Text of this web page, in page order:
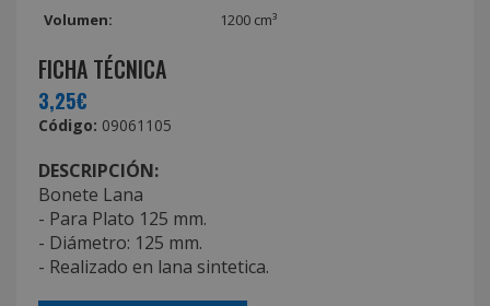
Volumen:
1200 cm³
FICHA TÉCNICA
3,25€
Código: 09061105
DESCRIPCIÓN:
Bonete Lana
- Para Plato 125 mm.
- Diámetro: 125 mm.
- Realizado en lana sintetica.